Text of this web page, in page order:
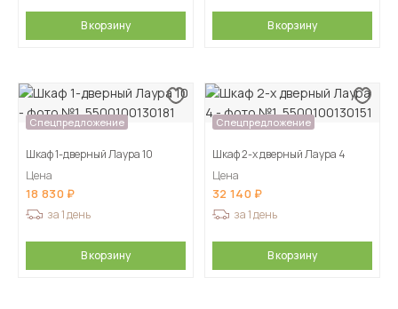
В корзину В корзину
Спецпредложение
Шкаф 1-дверный Лаура 10
Цена
18 830
за 1 день
В корзину
Спецпредложение
Шкаф 2-х дверный Лаура 4
Цена
32 140
за 1 день
В корзину